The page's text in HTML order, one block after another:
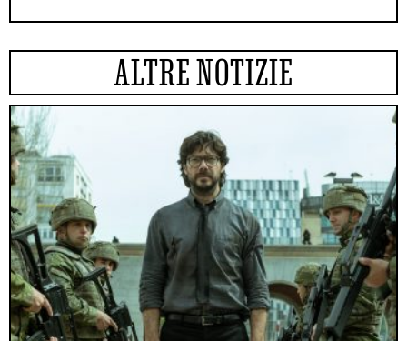
ALTRE NOTIZIE